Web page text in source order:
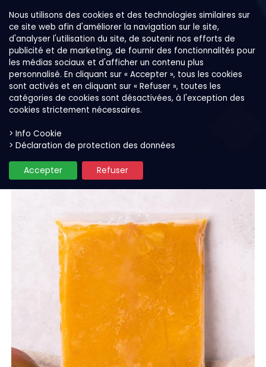
Nous utilisons des cookies et des technologies similaires sur
ce site web afin d'améliorer la navigation sur le site,
d'analyser l'utilisation du site, de soutenir nos efforts de
publicité et de marketing, de fournir des fonctionnalités pour
les médias sociaux et d'afficher un contenu plus
personnalisé. En cliquant sur « Accepter », tous les cookies
sont activés et en cliquant sur « Refuser », toutes les
catégories de cookies sont désactivées, à l'exception des
cookies strictement nécessaires.
> Info Cookie
> Déclaration de protection des données
Refuser
Accepter
Nos produits Purées de fruit pour glace